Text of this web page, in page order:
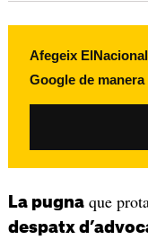
Afegeix
Google de
La pugnaque
despatx